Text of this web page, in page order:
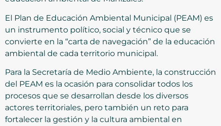
El Plan de Educación Ambiental Municipal (PEAM) es
un instrumento político, social y técnico que se
convierte en la “carta de navegación” de la educación
ambiental de cada territorio municipal.
Para la Secretaría de Medio Ambiente, la construcción
del PEAM es la ocasión para consolidar todos los
procesos que se desarrollan desde los diversos
actores territoriales, pero también un reto para
fortalecer la gestión y la cultura ambiental en